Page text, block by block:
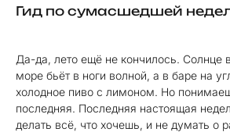
Гид по сумасшедшей
Да-да, лето ещё не кончилось. Солнце
море бьёт в ноги волной, а в баре на
холодное пиво с лимоном. Но
последняя. Последняя настоящая
делать всё, что хочешь, и не думать о